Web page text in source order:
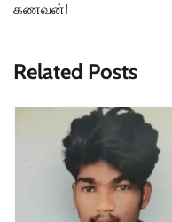
கணவன்!
Related Posts